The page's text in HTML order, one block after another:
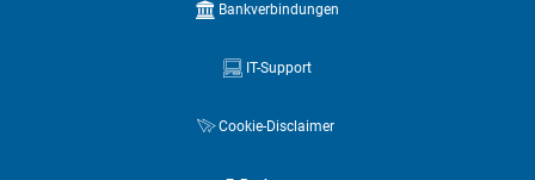
Bankverbindungen
IT-Support
Cookie-Disclaimer